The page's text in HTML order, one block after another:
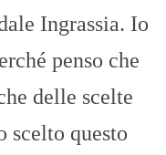
Ingrassia. Io
penso che
delle scelte
scelto questo